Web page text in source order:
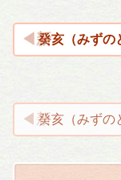
癸亥（みずの
投
稿
ナ
癸亥（みずの